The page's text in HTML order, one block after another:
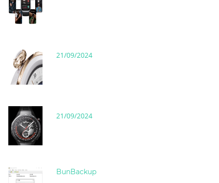
21/09/2024
21/09/2024
BunBackup